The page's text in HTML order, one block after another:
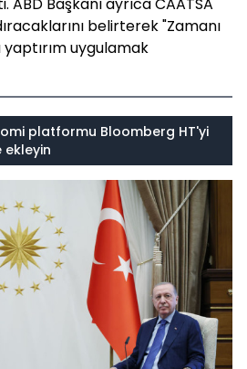
belirterek "Zamanı
yaptırım uygulamak
platformu Bloomberg HT'yi
ekleyin